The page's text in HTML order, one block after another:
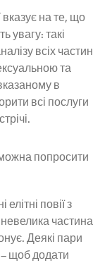
на те, що
увагу: такі
всіх частин
та
в
всі послуги
попросити
повії з
частина
Деякі пари
щоб додати